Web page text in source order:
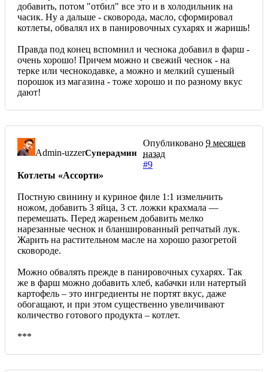
добавить, потом "отбил" все это и в холодильник на
часик. Ну а дальше - сковорода, масло, сформировал
котлеты, обвалял их в панировочных сухарях и жаришь!
Правда под конец вспомнил и чеснока добавил в фарш -
очень хорошо! Причем можно и свежий чеснок - на
терке или чеснокодавке, а можно и мелкий сушеный
порошок из магазина - тоже хорошо и по разному вкус
дают!
Admin-uzzerСуперадмин
Опубликовано 9 месяцев
назад
#9
Котлеты «Ассорти»
Постную свинину и куриное филе 1:1 измельчить
ножом, добавить 3 яйца, 3 ст. ложки крахмала —
перемешать. Перед жареньем добавить мелко
нарезанные чеснок и бланшированный репчатый лук.
Жарить на растительном масле на хорошо разогретой
сковороде.
Можно обвалять прежде в панировочных сухарях. Так
же в фарш можно добавить хлеб, кабачки или натертый
картофель – это ингредиенты не портят вкус, даже
обогащают, и при этом существенно увеличивают
количество готового продукта – котлет.
***